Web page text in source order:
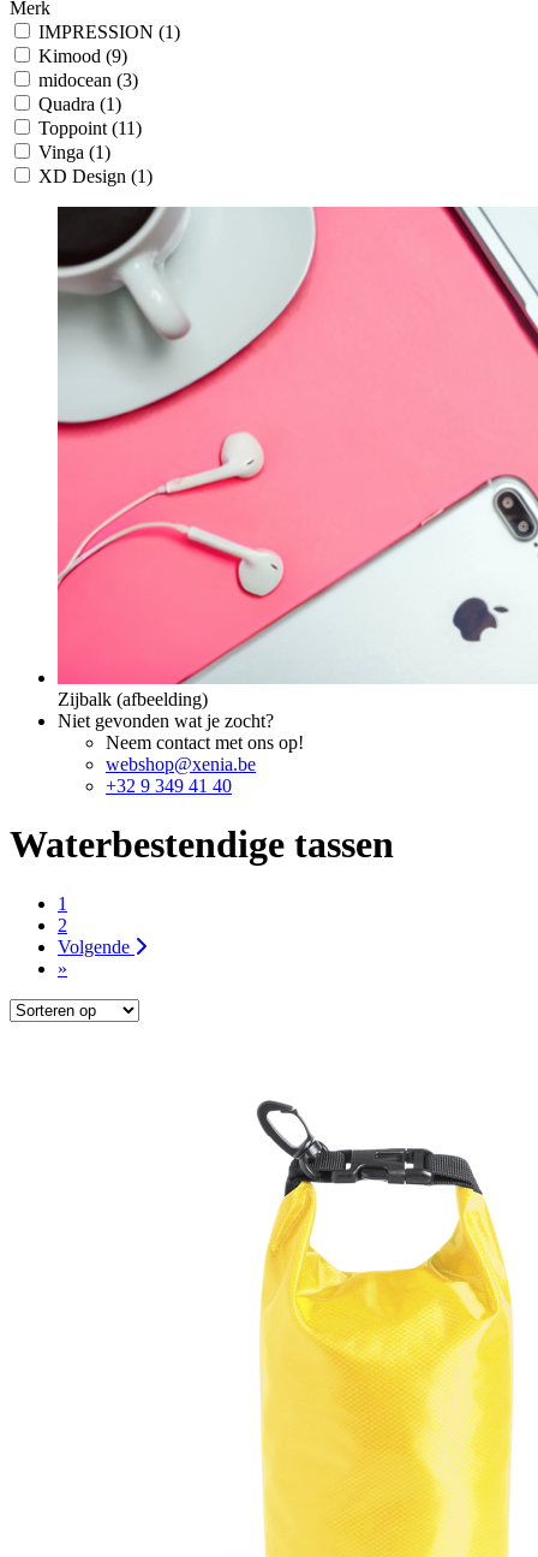
Merk
IMPRESSION (1)
Kimood (9)
midocean (3)
Quadra (1)
Toppoint (11)
Vinga (1)
XD Design (1)
Zijbalk (afbeelding)
Niet gevonden wat je zocht?
Neem contact met ons op!
webshop@xenia.be
+32 9 349 41 40
Waterbestendige tassen
1
2
Volgende
»